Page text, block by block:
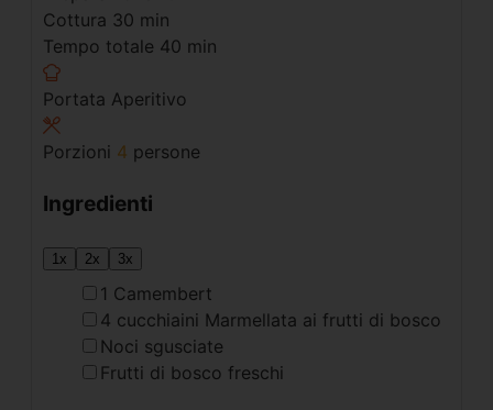
Cottura 30 min
Tempo totale 40 min
Portata Aperitivo
Porzioni 4 persone
Ingredienti
1x 2x 3x
1 Camembert
4 cucchiaini Marmellata ai frutti di bosco
Noci sgusciate
Frutti di bosco freschi